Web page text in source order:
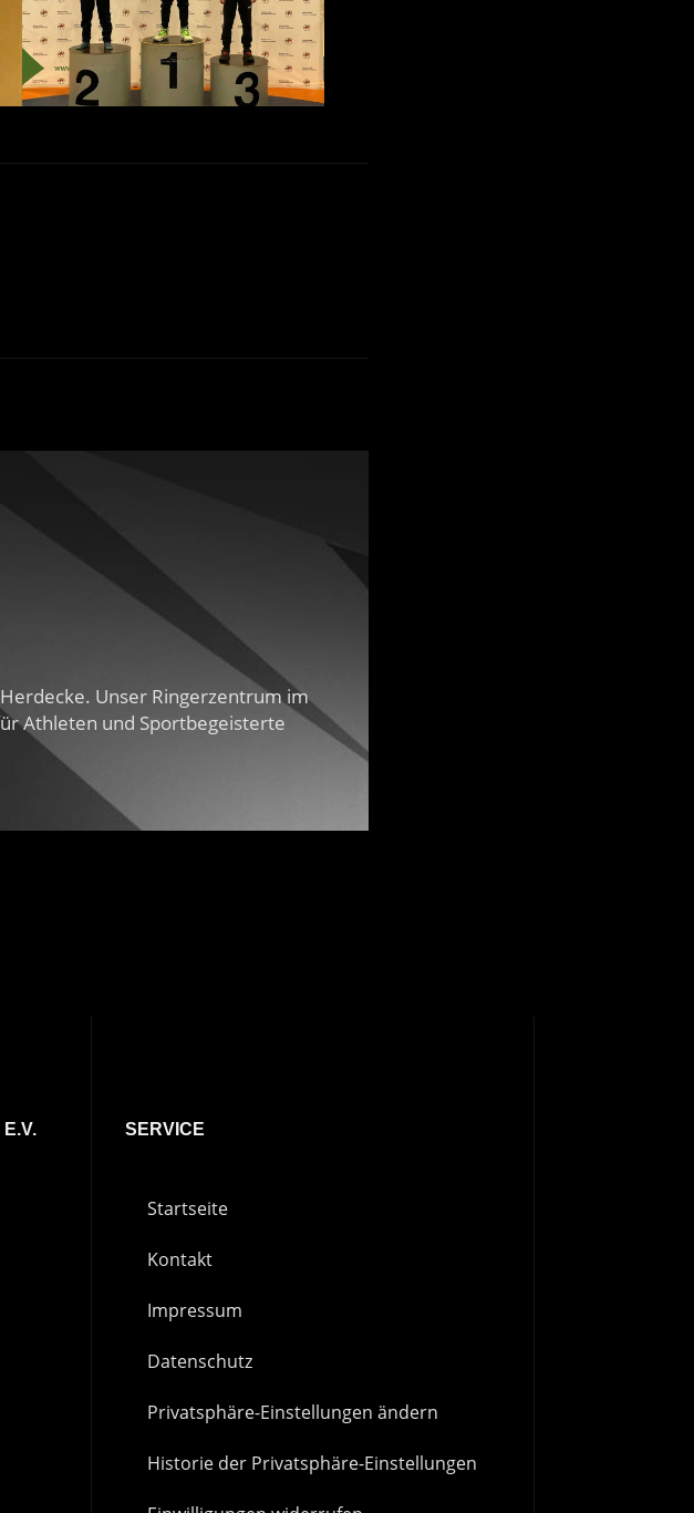
Unser Ringerzentrum im
Athleten und Sportbegeisterte
SERVICE
Startseite
Kontakt
Impressum
Datenschutz
Privatsphäre-Einstellungen ändern
Historie der Privatsphäre-Einstellungen